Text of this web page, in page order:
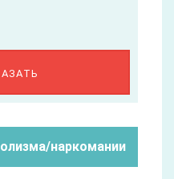
наркомании